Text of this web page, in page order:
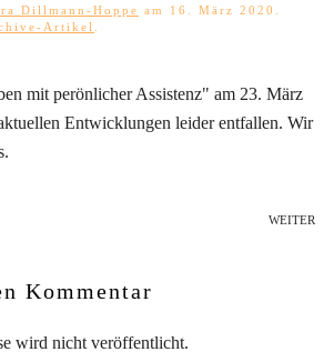
Dillmann-Hoppe am 16. März 2020
Artikel
mit perönlicher Assistenz" am 23. März
Entwicklungen leider entfallen. Wir
WEITER
Kommentar
wird nicht veröffentlicht.